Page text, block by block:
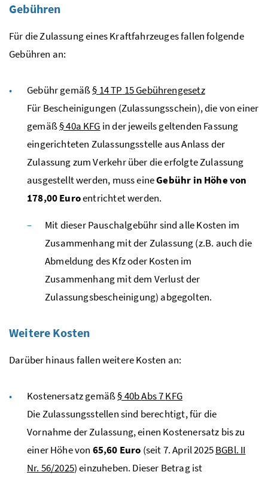
Gebühren
Für die Zulassung eines Kraftfahrzeuges fallen folgende
Gebühren an:
Gebühr gemäß§ 14TP 15 Gebührengesetz
Für Bescheinigungen (Zulassungsschein), die von einer
gemäß§ 40a KFG in der jeweils geltenden Fassung
eingerichteten Zulassungsstelle aus Anlass der
Zulassung zum Verkehr über die erfolgte Zulassung
ausgestellt werden, muss eineGebühr in Höhe von
178,00 Euroentrichtet werden.
Mit dieser Pauschalgebühr sind alle Kosten im
Zusammenhang mit der Zulassung (z.B. auch die
Abmeldung desKfzoder Kosten im
Zusammenhang mit dem Verlust der
Zulassungsbescheinigung) abgegolten.
Weitere Kosten
Darüber hinaus fallen weitere Kosten an:
Kostenersatz gemäß§ 40bAbs7KFG
Die Zulassungsstellen sind berechtigt, für die
Vornahme der Zulassung, einen Kostenersatz bis zu
einer Höhe von 65,60 Euro (seit 7. April 2025BGBl. II
Nr. 56/2025) einzuheben. Dieser Betrag ist